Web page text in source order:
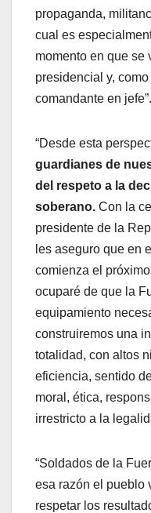
propaganda,
cual es
momento en que se
presidencial y,
comandante en jefe”.
“Desde esta
guardianes de
del respeto a la
soberano. Con la
presidente de la
les aseguro que en
comienza el
ocuparé de que la
equipamiento
construiremos una
totalidad, con altos
eficiencia, sentido
moral, ética,
irrestricto a la
“Soldados de la
esa razón el pueblo
respetar los